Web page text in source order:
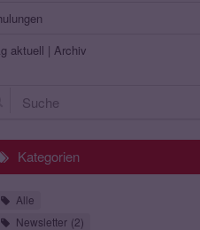
aktuell | Archiv
Kategorien
Alle
Newsletter 2